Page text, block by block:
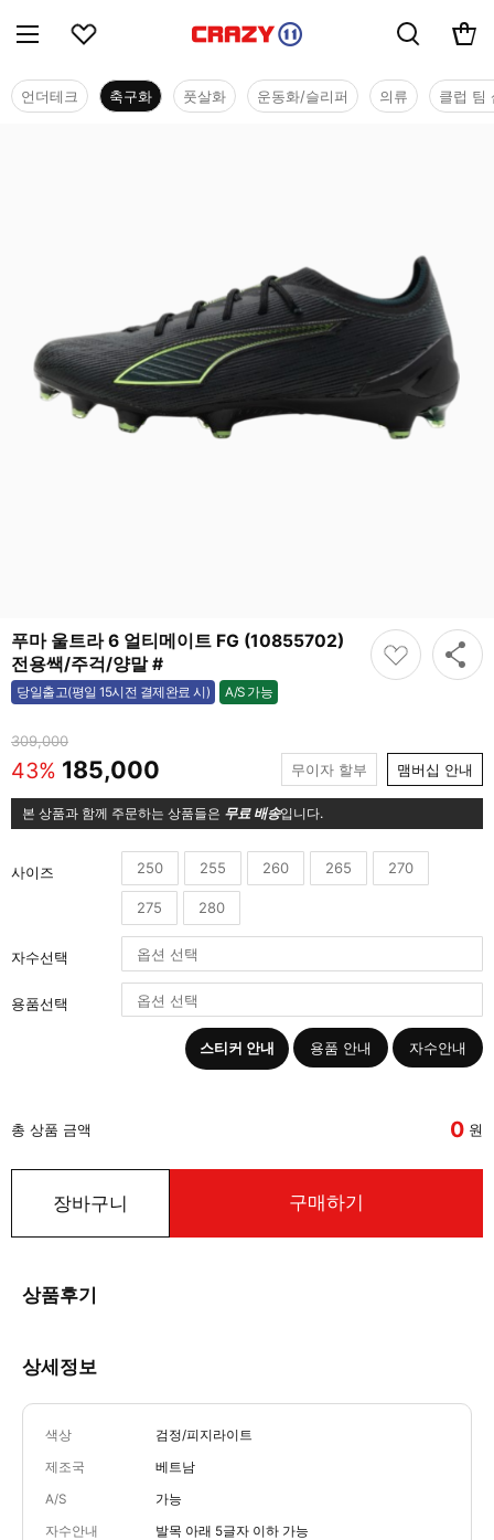
언더테크 축구화 풋살화 운동화/슬리퍼 의류 클럽 팀
푸마 울트라 6 얼티메이트 FG (10855702)
전용쌕/주걱/양말 #
당일출고(평일 15시전 결제완료 시) A/S 가능
가능
309,000
43% 185,000 무이자 할부 맴버십 안내
본 상품과 함께 주문하는 상품들은 무료 배송입니다.
사이즈 250 255 260 265 270
275 280
자수선택
용품선택
스티커 안내 용품 안내 자수안내
총 상품 금액 0 원
장바구니 구매하기
상품후기
상세정보
색상 검정/피지라이트
제조국 베트남
A/S 가능
자수안내 발목 아래 5글자 이하 가능